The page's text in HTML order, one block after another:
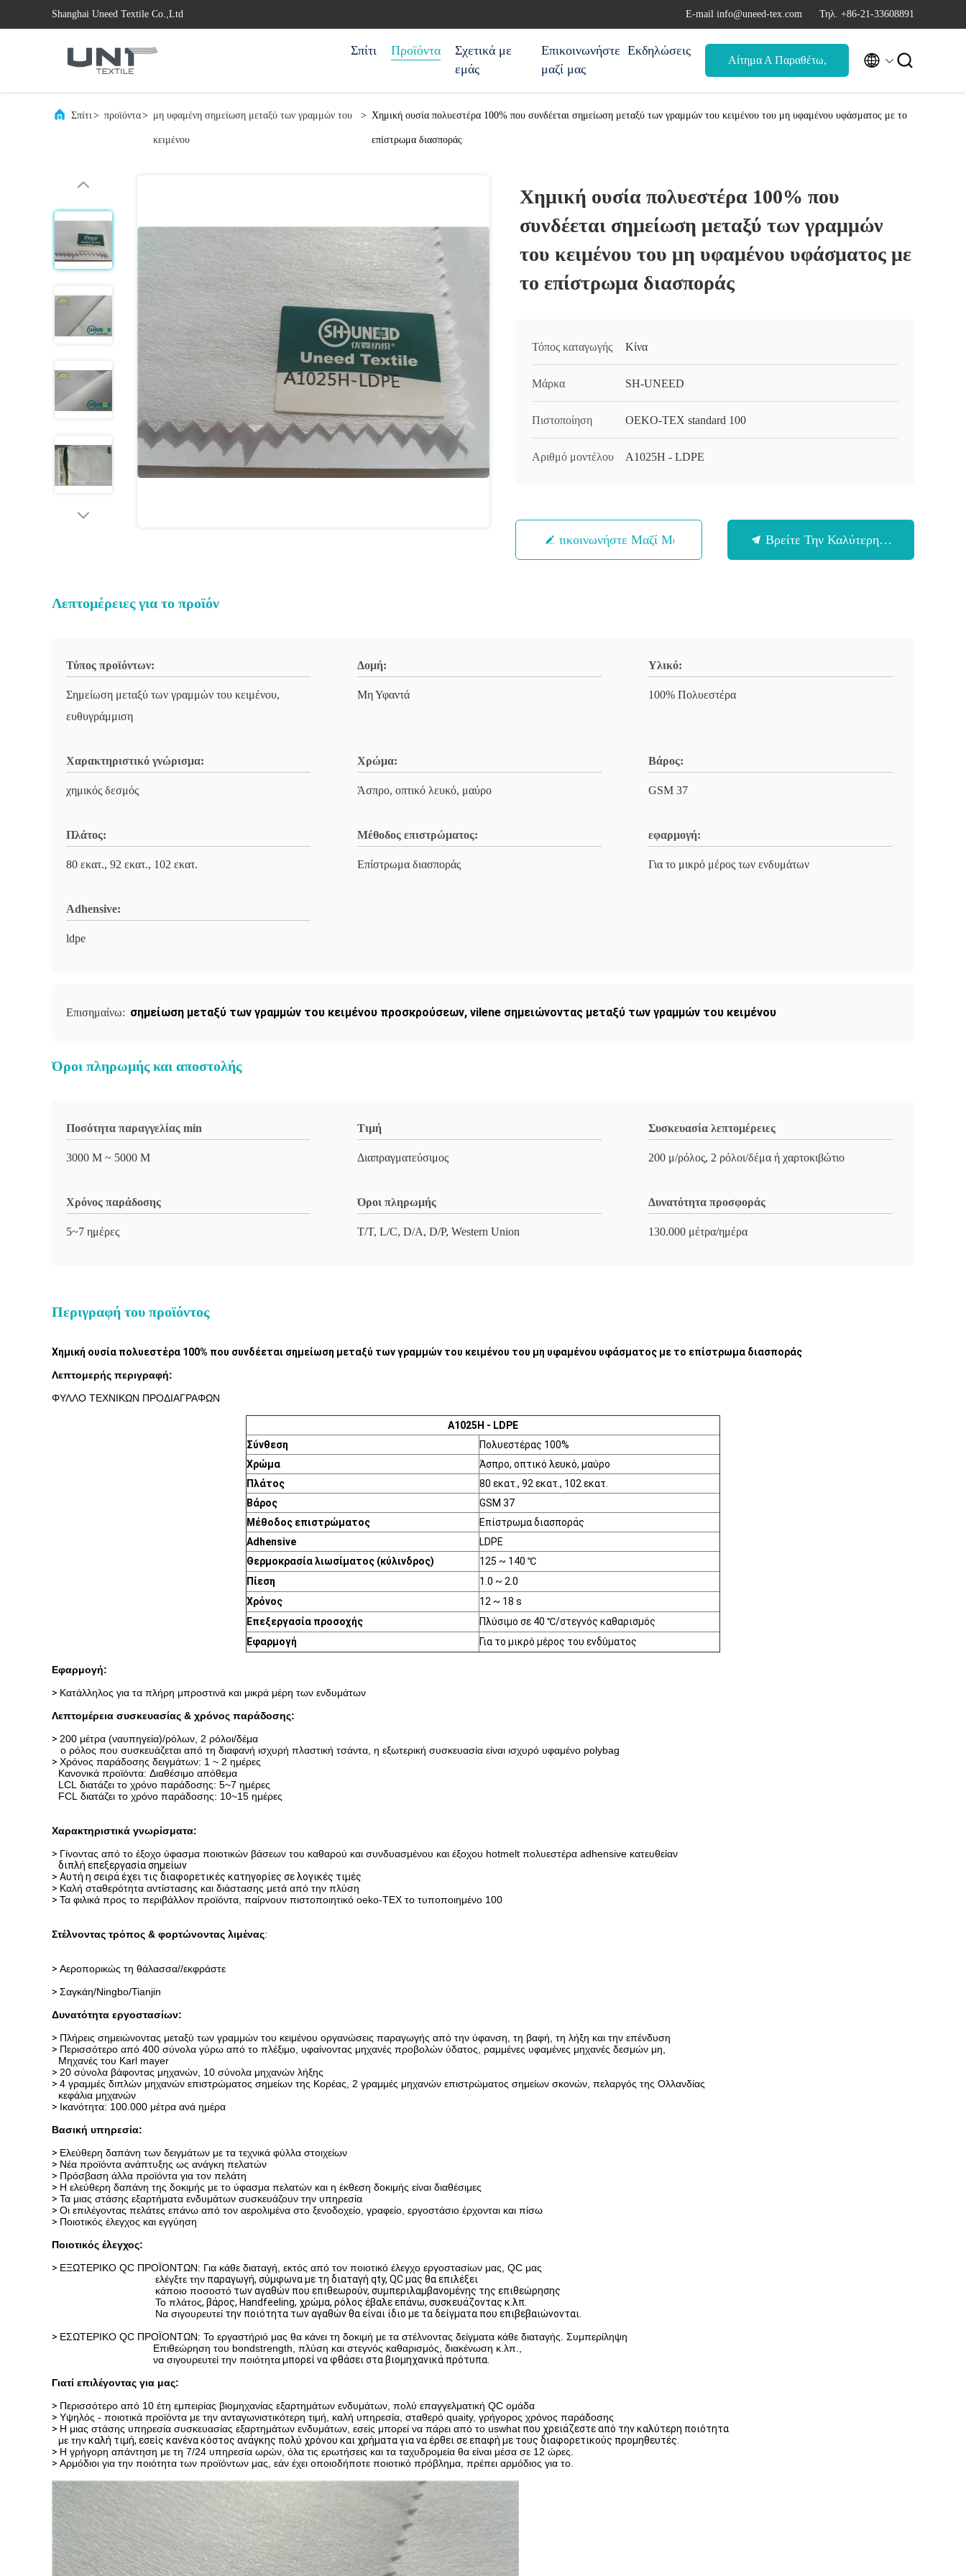
Shanghai Uneed Textile Co.,Ltd Ε-mail info@uneed-tex.com Τηλ. +86-21-33608891
Σπίτι Προϊόντα
Σχετικά με
εμάς
Επικοινωνήστε
μαζί μας
Εκδηλώσεις
Αίτημα Α Παραθέτω,  
Σπίτι> προϊόντα> μη υφαμένη σημείωση μεταξύ των γραμμών του
κειμένου
> Χημική ουσία πολυεστέρα 100% που συνδέεται σημείωση μεταξύ των γραμμών του κειμένου του μη υφαμένου υφάσματος με το
επίστρωμα διασποράς
Χημική ουσία πολυεστέρα 100% που
συνδέεται σημείωση μεταξύ των γραμμών
του κειμένου του μη υφαμένου υφάσματος με
το επίστρωμα διασποράς
Τόπος καταγωγής Κίνα
Μάρκα SH-UNEED
Πιστοποίηση OEKO-TEX standard 100
Αριθμό μοντέλου A1025H - LDPE
Επικοινωνήστε Μαζί Μας Βρείτε Την Καλύτερη Τιμή
Λεπτομέρειες για το προϊόν
Τύπος προϊόντων:
Σημείωση μεταξύ των γραμμών του κειμένου,
ευθυγράμμιση
Δομή:
Μη Υφαντά
Υλικό:
100% Πολυεστέρα
Χαρακτηριστικό γνώρισμα:
χημικός δεσμός
Χρώμα:
Άσπρο, οπτικό λευκό, μαύρο
Βάρος:
GSM 37
Πλάτος:
80 εκατ., 92 εκατ., 102 εκατ.
Μέθοδος επιστρώματος:
Επίστρωμα διασποράς
εφαρμογή:
Για το μικρό μέρος των ενδυμάτων
Adhensive:
ldpe
Επισημαίνω: σημείωση μεταξύ των γραμμών του κειμένου προσκρούσεων, vilene σημειώνοντας μεταξύ των γραμμών του κειμένου
Όροι πληρωμής και αποστολής
Ποσότητα παραγγελίας min
3000 Μ ~ 5000 Μ
Τιμή
Διαπραγματεύσιμος
Συσκευασία λεπτομέρειες
200 μ/ρόλος, 2 ρόλοι/δέμα ή χαρτοκιβώτιο
Χρόνος παράδοσης
5~7 ημέρες
Όροι πληρωμής
T/T, L/C, D/A, D/P, Western Union
Δυνατότητα προσφοράς
130.000 μέτρα/ημέρα
Περιγραφή του προϊόντος
Χημική ουσία πολυεστέρα 100% που συνδέεται σημείωση μεταξύ των γραμμών του κειμένου του μη υφαμένου υφάσματος με το επίστρωμα διασποράς
Λεπτομερής περιγραφή:
ΦΥΛΛΟ ΤΕΧΝΙΚΩΝ ΠΡΟΔΙΑΓΡΑΦΩΝ
A1025H - LDPE
Σύνθεση
Πολυεστέρας 100%
Χρώμα
Άσπρο, οπτικό λευκό, μαύρο
Πλάτος
80 εκατ., 92 εκατ., 102 εκατ.
Βάρος
GSM 37
Μέθοδος επιστρώματος
Επίστρωμα διασποράς
Adhensive
LDPE
Θερμοκρασία λιωσίματος (κύλινδρος)
125 ~ 140 ℃
Πίεση
1.0 ~ 2.0
Χρόνος
12 ~ 18 s
Επεξεργασία προσοχής
Πλύσιμο σε 40 ℃/στεγνός καθαρισμός
Εφαρμογή
Για το μικρό μέρος του ενδύματος
Εφαρμογή:
> Κατάλληλος για τα πλήρη μπροστινά και μικρά μέρη των ενδυμάτων
Λεπτομέρεια συσκευασίας & χρόνος παράδοσης:
> 200 μέτρα (ναυπηγεία)/ρόλων, 2 ρόλοι/δέμα
ο ρόλος που συσκευάζεται από τη διαφανή ισχυρή πλαστική τσάντα, η εξωτερική συσκευασία είναι ισχυρό υφαμένο polybag
> Χρόνος παράδοσης δειγμάτων: 1 ~ 2 ημέρες
Κανονικά προϊόντα: Διαθέσιμο απόθεμα
LCL διατάζει το χρόνο παράδοσης: 5~7 ημέρες
FCL διατάζει το χρόνο παράδοσης: 10~15 ημέρες
Χαρακτηριστικά γνωρίσματα:
> Γίνοντας από το έξοχο ύφασμα ποιοτικών βάσεων του καθαρού και συνδυασμένου και έξοχου hotmelt πολυεστέρα adhensive κατευθείαν
διπλή επεξεργασία σημείων
> Αυτή η σειρά έχει τις διαφορετικές κατηγορίες σε λογικές τιμές
> Καλή σταθερότητα αντίστασης και διάστασης μετά από την πλύση
> Τα φιλικά προς το περιβάλλον προϊόντα, παίρνουν πιστοποιητικό oeko-TEX το τυποποιημένο 100
Στέλνοντας τρόπος & φορτώνοντας λιμένας:
> Αεροπορικώς τη θάλασσα//εκφράστε
> Σαγκάη/Ningbo/Tianjin
Δυνατότητα εργοστασίων:
> Πλήρεις σημειώνοντας μεταξύ των γραμμών του κειμένου οργανώσεις παραγωγής από την ύφανση, τη βαφή, τη λήξη και την επένδυση
> Περισσότερο από 400 σύνολα γύρω από το πλέξιμο, υφαίνοντας μηχανές προβολών ύδατος, ραμμένες υφαμένες μηχανές δεσμών μη,
Μηχανές του Karl mayer
> 20 σύνολα βάφοντας μηχανών, 10 σύνολα μηχανών λήξης
> 4 γραμμές διπλών μηχανών επιστρώματος σημείων της Κορέας, 2 γραμμές μηχανών επιστρώματος σημείων σκονών, πελαργός της Ολλανδίας
κεφάλια μηχανών
> Ικανότητα: 100.000 μέτρα ανά ημέρα
Βασική υπηρεσία:
> Ελεύθερη δαπάνη των δειγμάτων με τα τεχνικά φύλλα στοιχείων
> Νέα προϊόντα ανάπτυξης ως ανάγκη πελατών
> Πρόσβαση άλλα προϊόντα για τον πελάτη
> Η ελεύθερη δαπάνη της δοκιμής με το ύφασμα πελατών και η έκθεση δοκιμής είναι διαθέσιμες
> Τα μιας στάσης εξαρτήματα ενδυμάτων συσκευάζουν την υπηρεσία
> Οι επιλέγοντας πελάτες επάνω από τον αερολιμένα στο ξενοδοχείο, γραφείο, εργοστάσιο έρχονται και πίσω
> Ποιοτικός έλεγχος και εγγύηση
Ποιοτικός έλεγχος:
> ΕΞΩΤΕΡΙΚΟ QC ΠΡΟΪΟΝΤΩΝ: Για κάθε διαταγή, εκτός από τον ποιοτικό έλεγχο εργοστασίων μας, QC μας
ελέγξτε την παραγωγή, σύμφωνα με τη διαταγή qty, QC μας θα επιλέξει
κάποιο ποσοστό των αγαθών που επιθεωρούν, συμπεριλαμβανομένης της επιθεώρησης
Το πλάτος, βάρος, Handfeeling, χρώμα, ρόλος έβαλε επάνω, συσκευάζοντας κ.λπ.
Να σιγουρευτεί την ποιότητα των αγαθών θα είναι ίδιο με ταδείγματα που επιβεβαιώνονται.
> ΕΣΩΤΕΡΙΚΟ QC ΠΡΟΪΟΝΤΩΝ: Το εργαστήριό μας θα κάνει τη δοκιμή με τα στέλνοντας δείγματα κάθε διαταγής. Συμπερίληψη
Επιθεώρηση του bondstrength, πλύση και στεγνός καθαρισμός, διακένωση κ.λπ.,
να σιγουρευτεί την ποιότηταμπορεί να φθάσει στα βιομηχανικά πρότυπα.
Γιατί επιλέγοντας για μας:
> Περισσότερο από 10 έτη εμπειρίας βιομηχανίας εξαρτημάτων ενδυμάτων, πολύ επαγγελματική QC ομάδα
> Υψηλός - ποιοτικά προϊόντα με την ανταγωνιστικότερη τιμή, καλή υπηρεσία, σταθερό quaity, γρήγορος χρόνος παράδοσης
> Η μιας στάσης υπηρεσία συσκευασίας εξαρτημάτων ενδυμάτων, εσείς μπορεί να πάρει από το uswhat που χρειάζεστε από την καλύτερη ποιότητα
με τηνκαλή τιμή, εσείς κανένα κόστος ανάγκης πολύ χρόνου και χρήματα για να έρθει σε επαφή με τους διαφορετικούς προμηθευτές.
> Η γρήγορη απάντηση με τη 7/24 υπηρεσία ωρών, όλα τις ερωτήσεις και τα ταχυδρομεία θα είναι μέσα σε 12 ώρες.
> Αρμόδιοι για την ποιότητα των προϊόντων μας, εάν έχει οποιοδήποτε ποιοτικό πρόβλημα, πρέπει αρμόδιος για το.